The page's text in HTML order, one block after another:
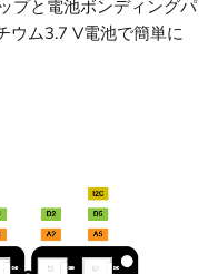
プと電池ボンディングパ
ウム3.7 V電池で簡単に